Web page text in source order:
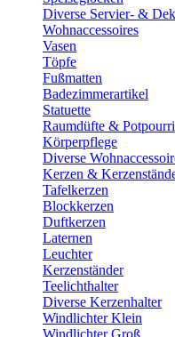
Diverse Servier- &
Wohnaccessoires
Vasen
Töpfe
Fußmatten
Badezimmerartikel
Statuette
Raumdüfte & Potpourri
Körperpflege
Diverse
Kerzen &
Tafelkerzen
Blockkerzen
Duftkerzen
Laternen
Leuchter
Kerzenständer
Teelichthalter
Diverse Kerzenhalter
Windlichter Klein
Windlichter Groß